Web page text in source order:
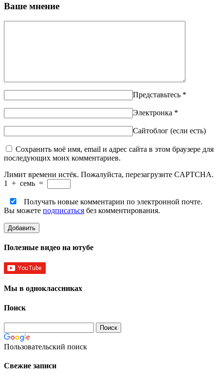
Ваше мнение
Представьтесь *
Электронка *
Сайтоблог (если есть)
Сохранить моё имя, email и адрес сайта в этом браузере для
последующих моих комментариев.
Лимит времени истёк. Пожалуйста, перезагрузите CAPTCHA.
1
+ семь =
Получать новые комментарии по электронной почте.
Вы можете подписаться без комментирования.
Полезные видео на ютубе
Мы в одноклассниках
Поиск
Пользовательский поиск
Свежие записи